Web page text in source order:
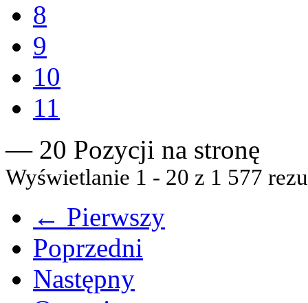
8
9
10
11
— 20 Pozycji na stronę
Wyświetlanie 1 - 20 z 1 577
← Pierwszy
Poprzedni
Następny